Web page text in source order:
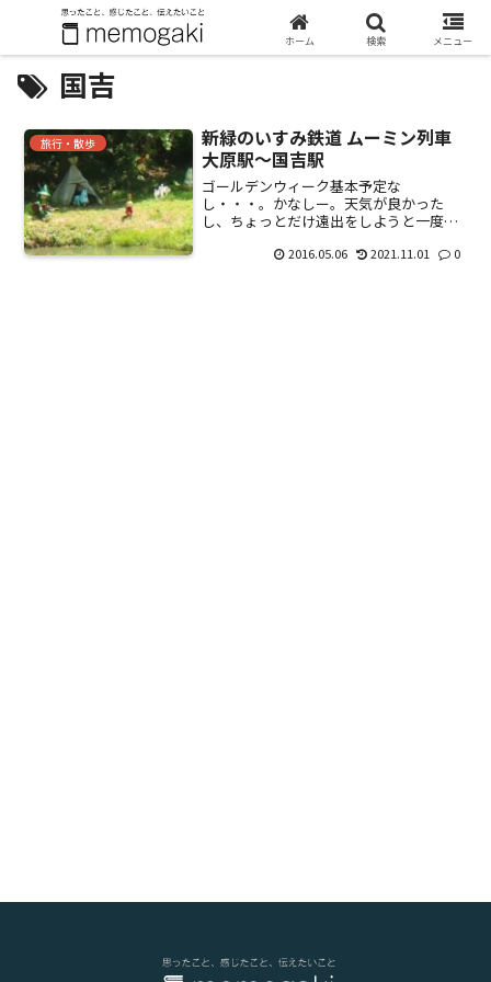
国吉
旅行・散歩
新緑のいすみ鉄道 ムーミン列車
大原駅～国吉駅
ゴールデンウィーク基本予定な
し・・・。かなしー。天気が良かった
し、ちょっとだけ遠出をしようと一度乗
た。（一番の目的は大多喜町でふるさと
2016.05.06 2021.11.01 0
ホーム 検索 メニュー